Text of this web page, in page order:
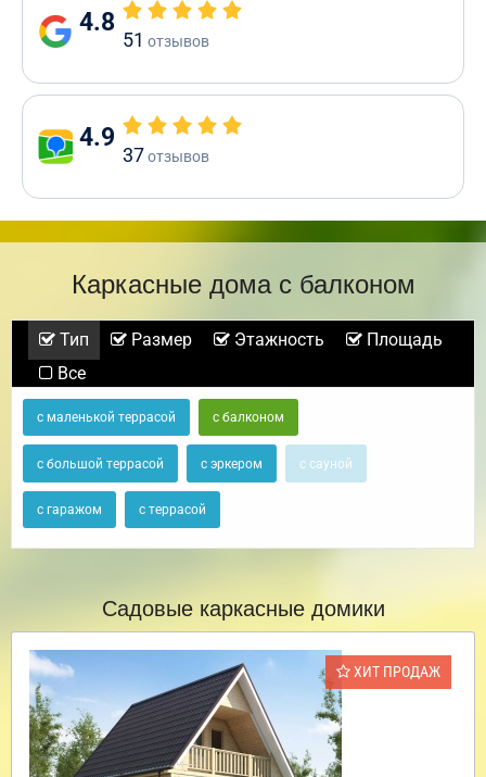
4.8
51 отзывов
4.9
37отзывов
Каркасные дома с балконом
Тип Размер Этажность
Площадь
Все
с маленькой террасой с балконом
с большой террасой с эркером с сауной
с гаражом с террасой
Садовые каркасные домики
ХИТ ПРОДАЖ